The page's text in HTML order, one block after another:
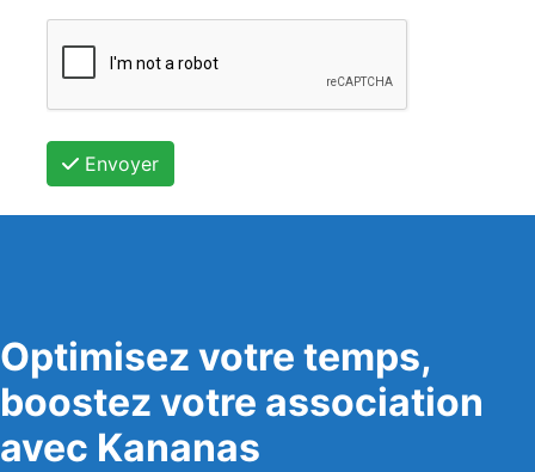
Envoyer
Optimisez votre temps,
boostez votre association
avec Kananas